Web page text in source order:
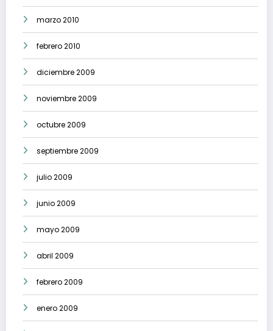
marzo 2010
febrero 2010
diciembre 2009
noviembre 2009
octubre 2009
septiembre 2009
julio 2009
junio 2009
mayo 2009
abril 2009
febrero 2009
enero 2009